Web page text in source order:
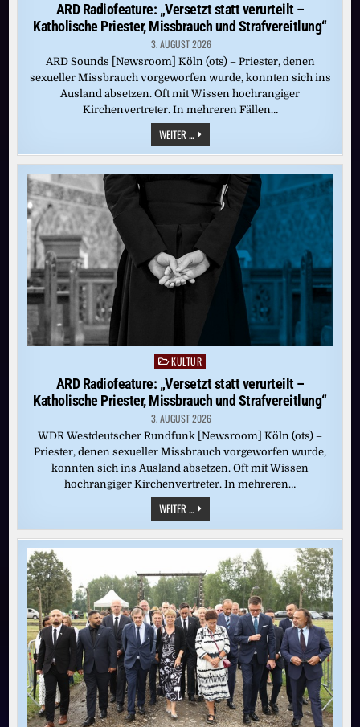
ARD Radiofeature: „Versetzt statt verurteilt –
Katholische Priester, Missbrauch und Strafvereitlung“
3. AUGUST 2026
ARD Sounds [Newsroom] Köln (ots) – Priester, denen
sexueller Missbrauch vorgeworfen wurde, konnten sich ins
Ausland absetzen. Oft mit Wissen hochrangiger
Kirchenvertreter. In mehreren Fällen…
WEITER ...ARD
RADIOFEATURE:
„VERSETZT
STATT
VERURTEILT
–
KATHOLISCHE
PRIESTER,
MISSBRAUCH
UND
STRAFVEREITLUNG“
PostedKULTUR
ARD Radiofeature: „Versetzt statt verurteilt –
Katholische Priester, Missbrauch und Strafvereitlung“
3. AUGUST 2026
WDR Westdeutscher Rundfunk [Newsroom] Köln (ots) –
Priester, denen sexueller Missbrauch vorgeworfen wurde,
konnten sich ins Ausland absetzen. Oft mit Wissen
hochrangiger Kirchenvertreter. In mehreren…
WEITER ... ARD
RADIOFEATURE:
„VERSETZT
STATT
VERURTEILT
KATHOLISCHE
PRIESTER,
MISSBRAUCH
UND
STRAFVEREITLUNG“